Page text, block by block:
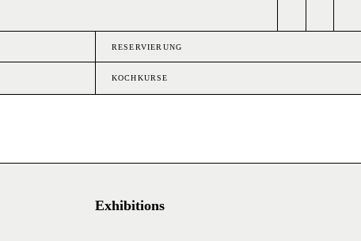
RESERVIERUNG
KOCHKURSE
Exhibitions